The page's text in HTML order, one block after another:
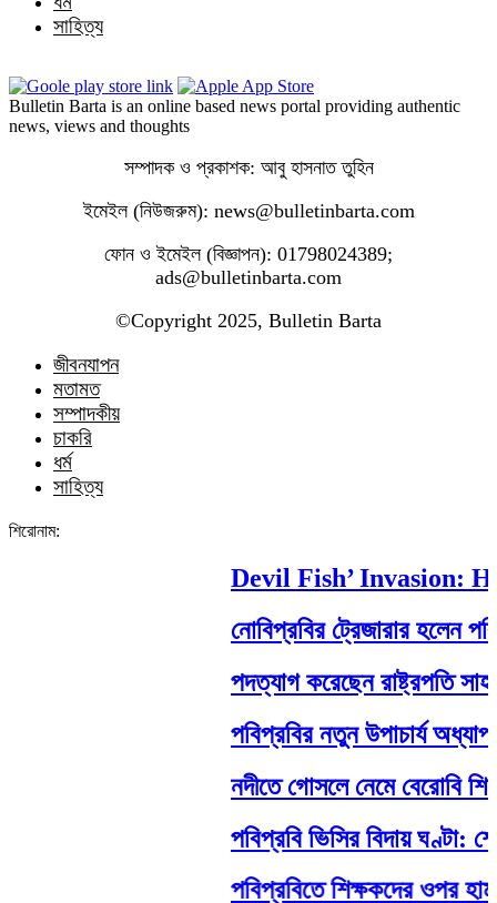
সাহিত্য
Bulletin Barta is an online based news portal providing authentic
news, views and thoughts
সম্পাদক ও প্রকাশক: আবু হাসনাত তুহিন
ইমেইল (নিউজরুম): news@bulletinbarta.com
ফোন ও ইমেইল (বিজ্ঞাপন): 01798024389;
ads@bulletinbarta.com
©️Copyright 2025, Bulletin Barta
জীবনযাপন
মতামত
সম্পাদকীয়
চাকরি
ধর্ম
সাহিত্য
শিরোনাম:
Devil Fish’ Invasion:
নোবিপ্রবির ট্রেজারার হলেন
পদত্যাগ করেছেন রাষ্ট্রপতি
পবিপ্রবির নতুন উপাচার্য অধ্যাপক
নদীতে গোসলে নেমে বেরোবি
পবিপ্রবি ভিসির বিদায় ঘণ্টা:
পবিপ্রবিতে শিক্ষকদের ওপর